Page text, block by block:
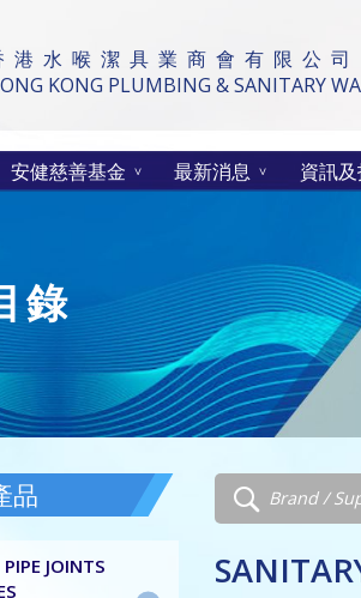
港 水 喉 潔 具 業 商 會 有 限 公 司
KONG PLUMBING & SANITARY
安健慈善基金 最新消息 資訊
錄
品
JOINTS